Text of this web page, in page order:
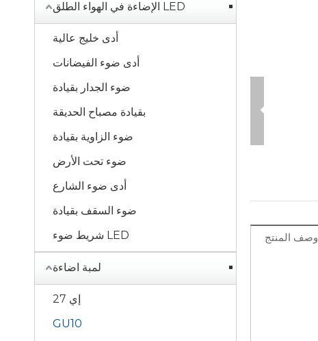
LED الإضاءة في الهواء الطلق
أدى خليج عالية
أدى ضوء الفيضانات
ضوء الجدار بقيادة
بقيادة مصباح الحديقة
ضوء الزاوية بقيادة
ضوء تحت الأرض
أدى ضوء الشارع
ضوء السقف بقيادة
LED شريط ضوء
لمبة اضاءة
إي 27
GU10
وصف المنتج